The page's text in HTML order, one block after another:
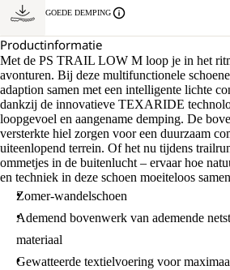
GOEDE DEMPING
Productinformatie
Met de PS TRAIL LOW M loop je in het
avonturen. Bij deze multifunctionele
adaption samen met een intelligente lichte
dankzij de innovatieve TEXARIDE
loopgevoel en aangename demping. De
versterkte hiel zorgen voor een duurzaam
uiteenlopend terrein. Of het nu tijdens
ommetjes in de buitenlucht – ervaar hoe
en techniek in deze schoen moeiteloos
Zomer-wandelschoen
Ademend bovenwerk van ademende
materiaal
Gewatteerde textielvoering voor